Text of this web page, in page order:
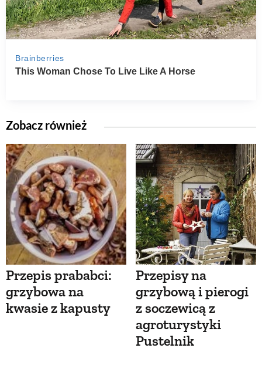
Zobacz również
Przepis prababci:
grzybowa na
kwasie z kapusty
Przepisy na
grzybową i pierogi
z soczewicą z
agroturystyki
Pustelnik